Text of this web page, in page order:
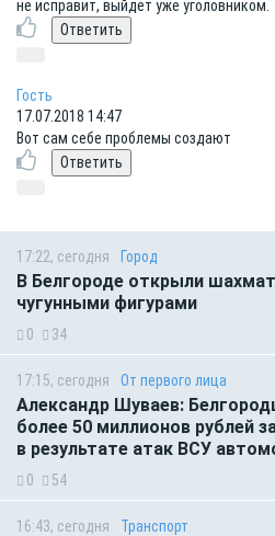
не исправит, выйдет уже уголовником.
Гость
17.07.2018 14:47
Вот сам себе проблемы создают
17:22, сегодня Город
В Белгороде открыли
чугунными фигурами
0 34
17:15, сегодня От первого лица
Александр Шуваев:
более 50 миллионов рублей
в результате атак ВСУ
0 54
16:43, сегодня Транспорт